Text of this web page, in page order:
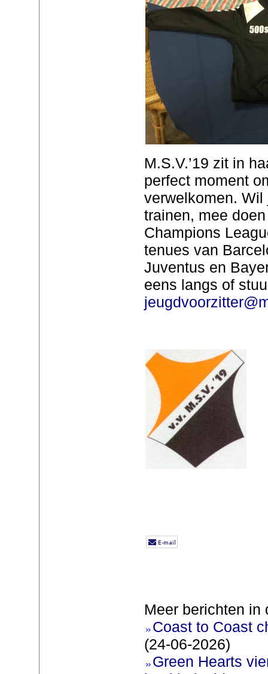
M.S.V.’19 zit in
perfect moment
verwelkomen.
trainen, mee
Champions
tenues van
Juventus en
eens langs of
Meer berichten in
Coast to Coast
(24-06-2026)
Green Hearts